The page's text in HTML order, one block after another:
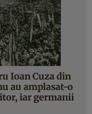
Ioan Cuza din
au amplasat-o
iar germanii